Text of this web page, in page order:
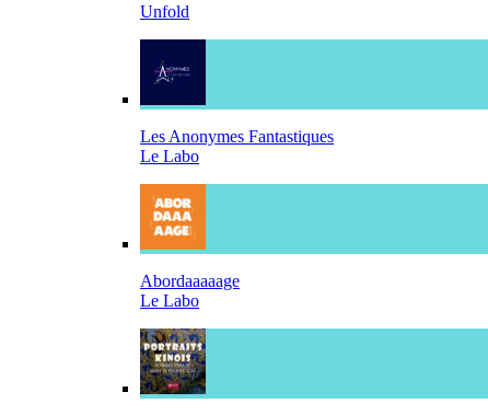
Unfold
Les Anonymes Fantastiques
Le Labo
Abordaaaaage
Le Labo